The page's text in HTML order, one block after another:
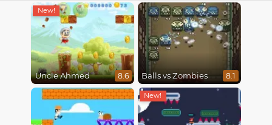
Uncle Ahmed 8.6 Balls vs Zombies 8.1